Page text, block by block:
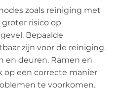
zoals reiniging met
risico op
Bepaalde
zijn voor de reiniging.
en deuren. Ramen en
op een correcte manier
te voorkomen.